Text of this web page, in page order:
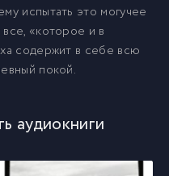
испытать это могучее
«которое и в
содержит в себе всю
покой.
аудиокниги